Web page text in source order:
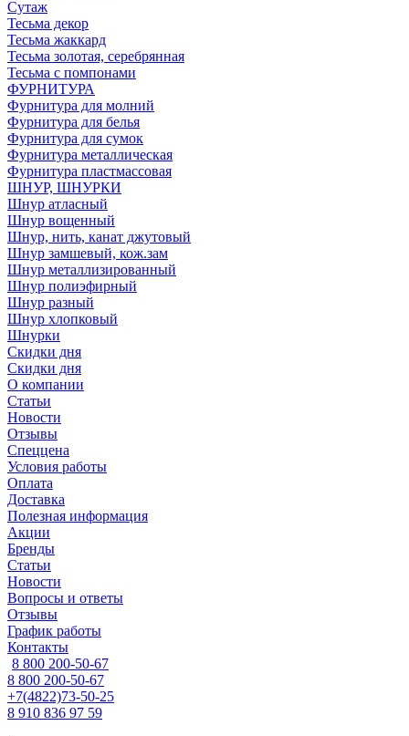
Сутаж
Тесьма декор
Тесьма жаккард
Тесьма золотая, серебрянная
Тесьма с помпонами
ФУРНИТУРА
Фурнитура для молний
Фурнитура для белья
Фурнитура для сумок
Фурнитура металлическая
Фурнитура пластмассовая
ШНУР, ШНУРКИ
Шнур атласный
Шнур вощенный
Шнур, нить, канат джутовый
Шнур замшевый, кож.зам
Шнур металлизированный
Шнур полиэфирный
Шнур разный
Шнур хлопковый
Шнурки
Скидки дня
Скидки дня
О компании
Статьи
Новости
Отзывы
Спеццена
Условия работы
Оплата
Доставка
Полезная информация
Акции
Бренды
Статьи
Новости
Вопросы и ответы
Отзывы
График работы
Контакты
8 800 200-50-67
8 800 200-50-67
+7(4822)73-50-25
8 910 836 97 59